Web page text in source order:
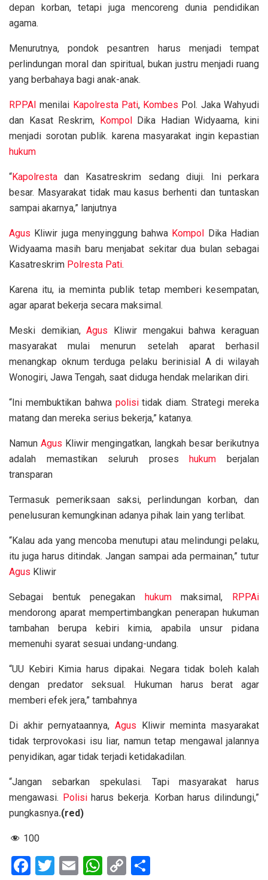
depan korban, tetapi juga mencoreng dunia pendidikan
agama.
Menurutnya, pondok pesantren harus menjadi tempat
perlindungan moral dan spiritual, bukan justru menjadi ruang
yang berbahaya bagi anak-anak.
RPPAI menilai Kapolresta Pati, Kombes Pol. Jaka Wahyudi
dan Kasat Reskrim, KompolDika Hadian Widyaama, kini
menjadi sorotan publik. karena masyarakat ingin kepastian
hukum
“Kapolresta dan Kasatreskrim sedang diuji. Ini perkara
besar. Masyarakat tidak mau kasus berhenti dan tuntaskan
sampai akarnya,” lanjutnya
Agus Kliwir juga menyinggung bahwa Kompol Dika Hadian
Widyaama masih baru menjabat sekitar dua bulan sebagai
Kasatreskrim Polresta Pati.
Karena itu, ia meminta publik tetap memberi kesempatan,
agar aparat bekerja secara maksimal.
Meski demikian,Agus Kliwir mengakui bahwa keraguan
masyarakat mulai menurun setelah aparat berhasil
menangkap oknum terduga pelaku berinisial A di wilayah
Wonogiri, Jawa Tengah, saat diduga hendak melarikan diri.
“Ini membuktikan bahwa polisitidak diam. Strategi mereka
matang dan mereka serius bekerja,” katanya.
Namun Agus Kliwir mengingatkan, langkah besar berikutnya
adalah memastikan seluruh proseshukum berjalan
transparan
Termasuk pemeriksaan saksi, perlindungan korban, dan
penelusuran kemungkinan adanya pihak lain yang terlibat.
“Kalau ada yang mencoba menutupi atau melindungi pelaku,
itu juga harus ditindak. Jangan sampai ada permainan,” tutur
Agus Kliwir
Sebagai bentuk penegakan hukummaksimal, RPPAi
mendorong aparat mempertimbangkan penerapan hukuman
tambahan berupa kebiri kimia, apabila unsur pidana
memenuhi syarat sesuai undang-undang.
“UU Kebiri Kimia harus dipakai. Negara tidak boleh kalah
dengan predator seksual. Hukuman harus berat agar
memberi efek jera,” tambahnya
Di akhir pernyataannya, Agus Kliwir meminta masyarakat
tidak terprovokasi isu liar, namun tetap mengawal jalannya
penyidikan, agar tidak terjadi ketidakadilan.
“Jangan sebarkan spekulasi. Tapi masyarakat harus
mengawasi. Polisiharus bekerja. Korban harus dilindungi,”
pungkasnya.(red)
100
F
T
E
W C